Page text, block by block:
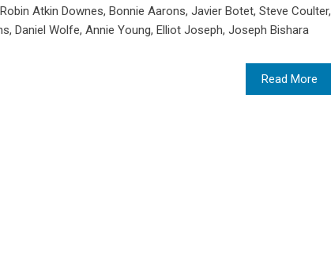
Atkin Downes, Bonnie Aarons, Javier Botet, Steve Coulter,
Daniel Wolfe, Annie Young, Elliot Joseph, Joseph Bishara
Read More